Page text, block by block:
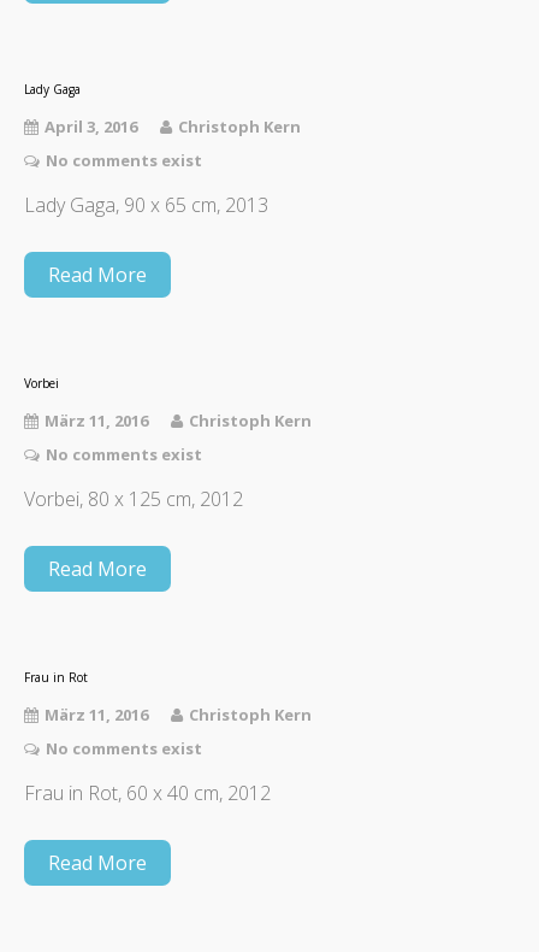
Lady Gaga
April 3, 2016
Christoph Kern
No comments exist
Lady Gaga, 90 x 65 cm, 2013
Read More
Vorbei
März 11, 2016
Christoph Kern
No comments exist
Vorbei, 80 x 125 cm, 2012
Read More
Frau in Rot
März 11, 2016
Christoph Kern
No comments exist
Frau in Rot, 60 x 40 cm, 2012
Read More